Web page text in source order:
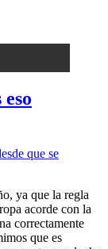
que se
ya que la regla
acorde con la
correctamente
que es